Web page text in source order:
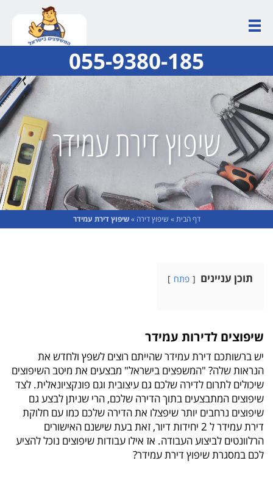
055-9380-185
שיפוץ דירת עמידר
דף הבית» שיפוץ דירה »שיפוץ דירת עמידר
תוכן עניינים פתח
שיפוצים לדירות עמידר
יש ברשותכם דירת עמידר שהייתם רוצים לשפץ ולחדש את
הנראות שלה? "המשפצים בישראל" מבצעים את מיטב השיפוצים
שיכולים לתרום לדירה שלכם גם עיצובית וגם פונקציונאלית. לצד
שיפוצים המתבצעים בתוך הדירה שלכם, הרי שניתן לבצע גם
שיפוצים נרחבים יותר שיפצלו את הדירה שלכם כמו עם חלוקת
דירת עמידר ל 2 יחידות דיור, זאת בעת שישנם האישורים
הרלוונטים לביצוע העבודה. אז אילו עבודות שיפוצים נוכל להציע
לכם במסגרת שיפוץ דירת עמידר?